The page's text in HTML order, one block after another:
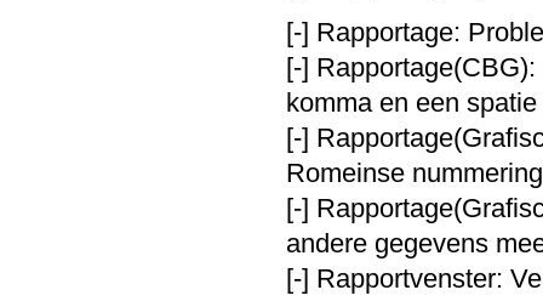
[-] Rapportage:
[-]
komma en een spatie
[-]
Romeinse
[-]
andere gegevens
[-] Rapportvenster: